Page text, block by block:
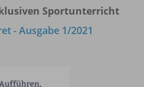
Sportunterricht
- Ausgabe 1/2021